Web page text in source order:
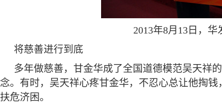
2013年8月13日，
将慈善进行到底
多年做慈善，甘金华成了全国道德模范吴天祥
念。有时，吴天祥心疼甘金华，不忍心总让他掏
扶危济困。